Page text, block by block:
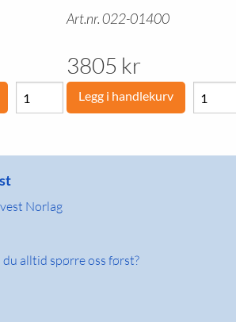
Art.nr. 022-01400
3805 kr
Legg i handlekurv
Norlag
alltid spørre oss først?